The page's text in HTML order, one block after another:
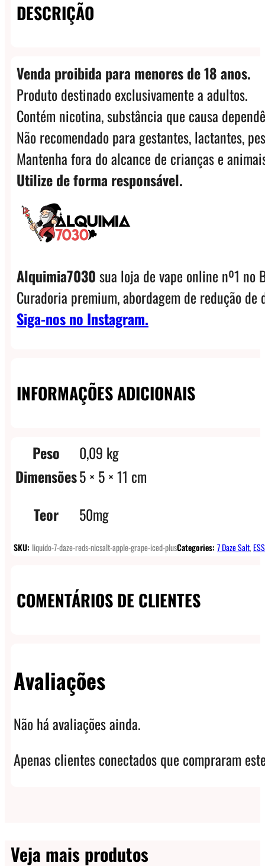
Apple
quantidade
DESCRIÇÃO
Venda proibida para menores de 18 anos.
Produto destinado exclusivamente a adultos.
Contém nicotina, substância que causa
Não recomendado para gestantes, lactantes,
Mantenha fora do alcance de crianças e
Utilize de forma responsável.
Alquimia7030sua loja de vape online nº1 no
Curadoria premium, abordagem de redução
Siga-nos no Instagram.
INFORMAÇÕES ADICIONAIS
Peso
0,09 kg
Dimensões5 × 5 × 11 cm
Teor
50mg
SKU: liquido-7-daze-reds-nicsalt-apple-grape-iced-plusCategories: 7 Daze Salt,
COMENTÁRIOS DE CLIENTES
Avaliações
Não há avaliações ainda.
Apenas clientes conectados que compraram
Veja mais produtos